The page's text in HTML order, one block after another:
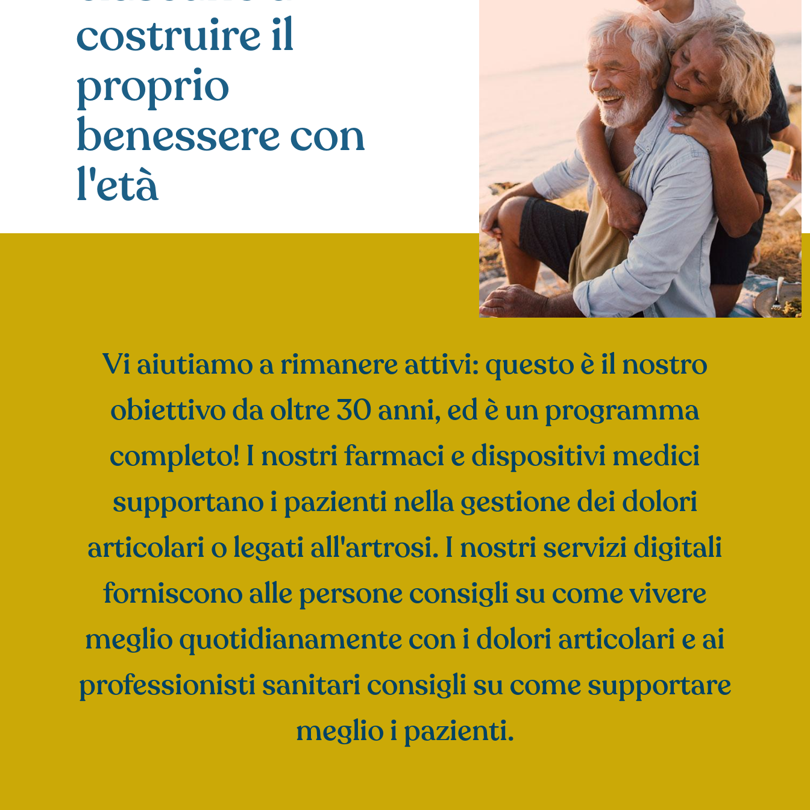
costruire il
proprio
benessere con
l'età
Vi aiutiamo a rimanere attivi: questo è il nostro
obiettivo da oltre 30 anni, ed è un programma
completo! I nostri farmaci e dispositivi medici
supportano i pazienti nella gestione dei dolori
articolari o legati all'artrosi. I nostri servizi digitali
forniscono alle persone consigli su come vivere
meglio quotidianamente con i dolori articolari e ai
professionisti sanitari consigli su come supportare
meglio i pazienti.